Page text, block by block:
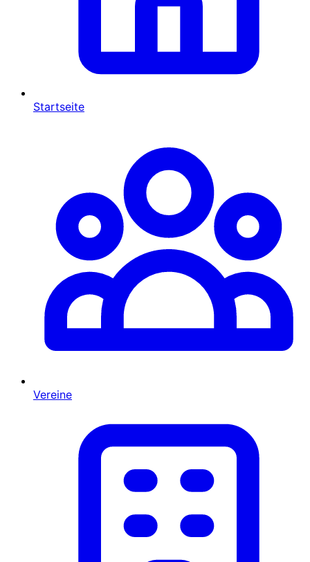
Startseite
Vereine